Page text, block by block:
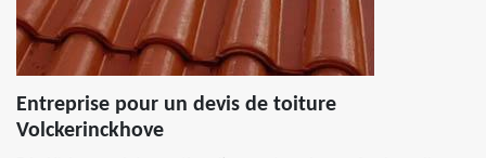
Entreprise pour un devis de toiture
Volckerinckhove